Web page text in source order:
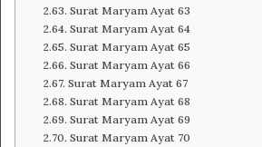
Surat Maryam Ayat 63
Surat Maryam Ayat 64
Surat Maryam Ayat 65
Surat Maryam Ayat 66
Surat Maryam Ayat 67
Surat Maryam Ayat 68
Surat Maryam Ayat 69
Surat Maryam Ayat 70